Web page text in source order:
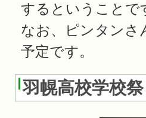
するということで
なお、ピンタンさ
予定です。
羽幌高校学校祭